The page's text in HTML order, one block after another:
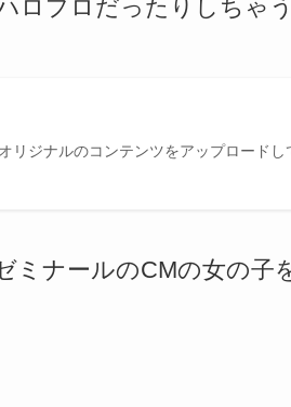
ロプロだったりしちゃ
リジナルのコンテンツをアップロード
ミナールのCMの女の子